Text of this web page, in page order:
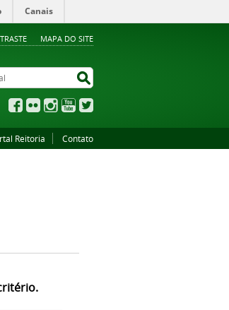
MAPA DO SITE
Canais
Facebook
Flickr InstagramYouTube
Reitoria Contato